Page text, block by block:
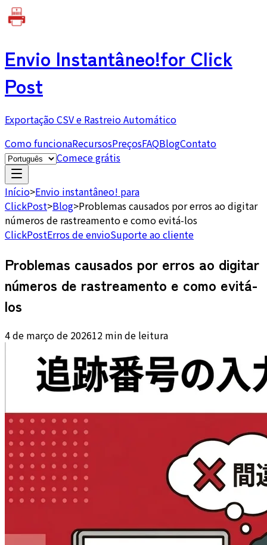
Envio Instantâneo!for Click
Post
Exportação CSV e Rastreio Automático
Como funcionaRecursosPreçosFAQBlogContato
Comece grátis
Início>Envio instantâneo! para
ClickPost>Blog>Problemas causados por erros ao digitar
números de rastreamento e como evitá-los
ClickPostErros de envioSuporte ao cliente
Problemas causados por erros ao digitar
números de rastreamento e como evitá-
los
4 de março de 202612 min de leitura